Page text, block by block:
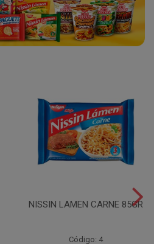
NISSIN LAMEN CARNE 85GR
Código: 4